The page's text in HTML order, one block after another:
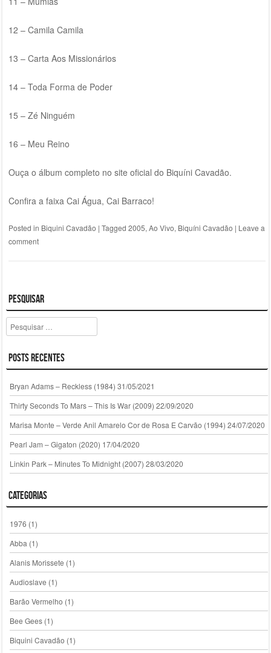
12 – Camila Camila
13 – Carta Aos Missionários
14 – Toda Forma de Poder
15 – Zé Ninguém
16 – Meu Reino
Ouça o álbum completo no site oficial do Biquíni Cavadão.
Confira a faixa Cai Água, Cai Barraco!
Posted in Biquini Cavadão | Tagged 2005, Ao Vivo, Biquíni Cavadão | Leave a
comment
Pesquisar
Pesquisar
Posts Recentes
Bryan Adams – Reckless (1984) 31/05/2021
Thirty Seconds To Mars – This Is War (2009) 22/09/2020
Marisa Monte – Verde Anil Amarelo Cor de Rosa E Carvão (1994) 24/07/2020
Pearl Jam – Gigaton (2020) 17/04/2020
Linkin Park – Minutes To Midnight (2007) 28/03/2020
Categorias
1976 (1)
Abba (1)
Alanis Morissete (1)
Audioslave (1)
Barão Vermelho (1)
Bee Gees(1)
Biquini Cavadão (1)